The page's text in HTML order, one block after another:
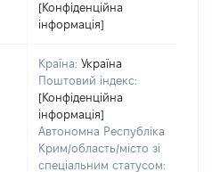
[Конфіденційна
інформація]
Країна: Україна
Поштовий індекс:
[Конфіденційна
інформація]
Автономна Республіка
Крим/область/місто зі
спеціальним статусом: